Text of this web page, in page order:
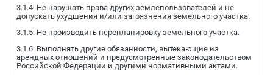
3.1.4. Не нарушать права других землепользователей и не
допускать ухудшения и/или загрязнения земельного участка.
3.1.5. Не производить перепланировку земельного участка.
3.1.6. Выполнять другие обязанности, вытекающие из
арендных отношений и предусмотренные законодательством
Российской Федерации и другими нормативными актами.